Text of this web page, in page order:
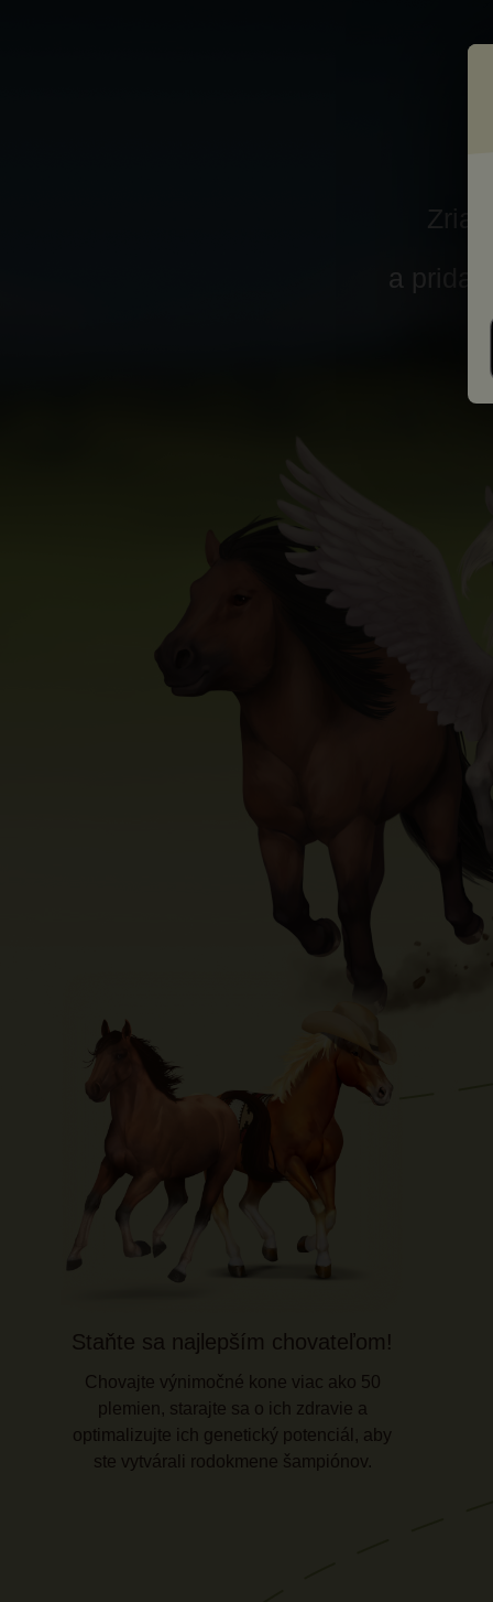
a
Staňte sa najlepším chovateľom!
Chovajte výnimočné kone viac ako 50
plemien, starajte sa o ich zdravie a
optimalizujte ich genetický potenciál, aby
ste vytvárali rodokmene šampiónov.